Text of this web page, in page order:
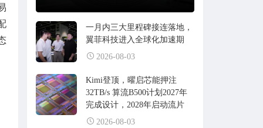
一月内三大里程碑接连落地，
翼菲科技进入全球化加速期
2026-08-03
Kimi登顶，曜启芯能押注
32TB/s 算流B500计划2027年
完成设计，2028年启动流片
2026-08-03